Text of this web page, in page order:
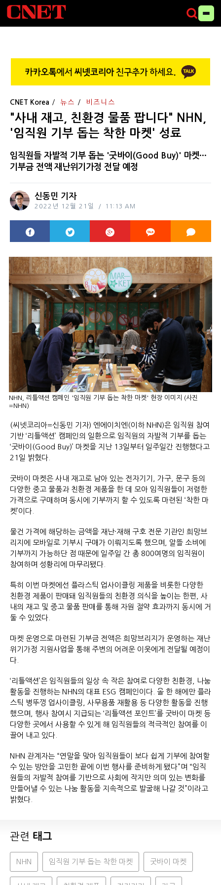
CNET Korea 뉴스 비즈니스
"사내 재고, 친환경 물품 팝니다" NHN,
'임직원 기부 돕는 착한 마켓' 성료
임직원들 자발적 기부 돕는 '굿바이(Good Buy)' 마켓···
기부금 전액 재난위기가정 전달 예정
신동민 기자
2022년 12월 21일 11:13 AM
NHN, 리틀액션 캠페인 '임직원 기부 돕는 착한 마켓' 현장 이미지 (사진
=NHN)
(씨넷코리아=신동민 기자) 엔에이치엔(이하 NHN)은 임직원 참여
기반 ‘리틀액션’ 캠페인의 일환으로 임직원의 자발적 기부를 돕는
‘굿바이(Good Buy)’ 마켓을 지난 13일부터 일주일간 진행했다고
21일 밝혔다.
굿바이 마켓은 사내 재고로 남아 있는 전자기기, 가구, 문구 등의
다양한 중고 물품과 친환경 제품을 한 데 모아 임직원들이 저렴한
가격으로 구매하며 동시에 기부까지 할 수 있도록 마련된 ‘착한 마
켓’이다.
물건 가격에 해당하는 금액을 재난·재해 구호 전문 기관인 희망브
리지에 모바일로 기부시 구매가 이뤄지도록 했으며, 알뜰 소비에
기부까지 가능하단 점 때문에 일주일 간 총 800여명의 임직원이
참여하며 성황리에 마무리됐다.
특히 이번 마켓에선 플라스틱 업사이클링 제품을 비롯한 다양한
친환경 제품이 판매돼 임직원들의 친환경 의식을 높이는 한편, 사
내의 재고 및 중고 물품 판매를 통해 자원 절약 효과까지 동시에 거
둘 수 있었다.
마켓 운영으로 마련된 기부금 전액은 희망브리지가 운영하는 재난
위기가정 지원사업을 통해 주변의 어려운 이웃에게 전달될 예정이
다.
‘리틀액션’은 임직원들의 일상 속 작은 참여로 다양한 친환경, 나눔
활동을 진행하는 NHN의 대표 ESG 캠페인이다. 올 한 해에만 플라
스틱 병뚜껑 업사이클링, 사무용품 재활용 등 다양한 활동을 진행
했으며, 행사 참여시 지급되는 ‘리틀액션 포인트’를 굿바이 마켓 등
다양한 곳에서 사용할 수 있게 해 임직원들의 적극적인 참여를 이
끌어 내고 있다.
NHN 관계자는 “연말을 맞아 임직원들이 보다 쉽게 기부에 참여할
수 있는 방안을 고민한 끝에 이번 행사를 준비하게 됐다”며 “임직
원들의 자발적 참여를 기반으로 사회에 작지만 의미 있는 변화를
만들어낼 수 있는 나눔 활동을 지속적으로 발굴해 나갈 것”이라고
밝혔다.
관련 태그
NHN 임직원 기부 돕는 착한 마켓 굿바이 마켓